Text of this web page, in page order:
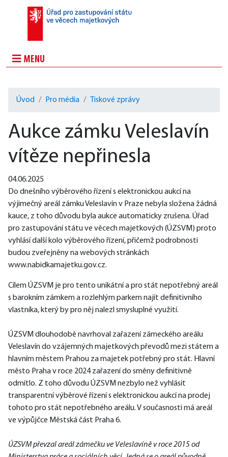
MENU
Úvod Pro média Tiskové zprávy
Aukce zámku Veleslavín
vítěze nepřinesla
04.06.2025
Do dnešního výběrového řízení s elektronickou aukcí na
výjimečný areál zámku Veleslavín v Praze nebyla složena žádná
kauce, z toho důvodu byla aukce automaticky zrušena. Úřad
pro zastupování státu ve věcech majetkových (ÚZSVM) proto
vyhlásí další kolo výběrového řízení, přičemž podrobnosti
budou zveřejněny na webových stránkách
www.nabidkamajetku.gov.cz.
Cílem ÚZSVM je pro tento unikátní a pro stát nepotřebný areál
s barokním zámkem a rozlehlým parkem najít definitivního
vlastníka, který by pro něj nalezl smysluplné využití.
ÚZSVM dlouhodobě navrhoval zařazení zámeckého areálu
Veleslavín do vzájemných majetkových převodů mezi státem a
hlavním městem Prahou za majetek potřebný pro stát. Hlavní
město Praha v roce 2024 zařazení do směny definitivně
odmítlo. Z toho důvodu ÚZSVM nezbylo než vyhlásit
transparentní výběrové řízení s elektronickou aukcí na prodej
tohoto pro stát nepotřebného areálu. V současnosti má areál
ve výpůjčce Městská část Praha 6.
ÚZSVM převzal areál zámečku ve Veleslavíně v roce 2015 od